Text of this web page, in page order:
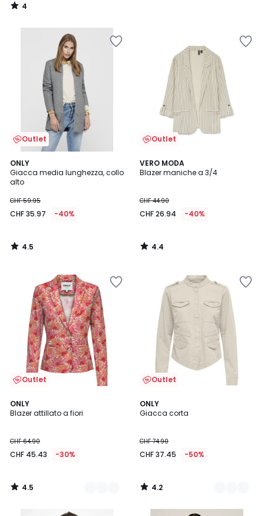
4
/
Outlet
ONLY
Giacca media lunghezza, collo
alto
CHF 59.95
CHF 35.97 -40%
4.5
/ 5
4.5
/
Outlet
VERO MODA
Blazer maniche a 3/4
CHF 44.90
CHF 26.94 -40%
4.4
/ 5
4.4
/
Outlet
ONLY
Blazer attillato a fiori
CHF 64.90
CHF 45.43 -30%
4.5
/ 5
2
Colori
4.5
/
Outlet
ONLY
Giacca corta
CHF 74.90
CHF 37.45 -50%
4.2
/ 5
2
Colori
4.2
/